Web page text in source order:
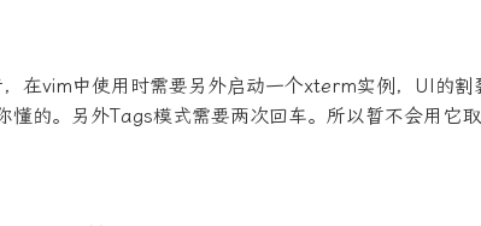
在vim中使用时需要另外启动一个xterm实例，UI的割
懂的。另外Tags模式需要两次回车。所以暂不会用它